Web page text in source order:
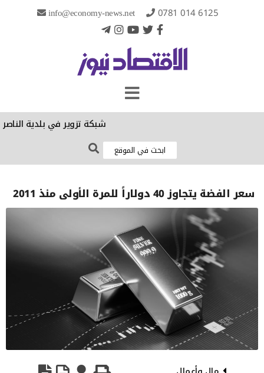
info@economy-news.net 0781 014 6125
شبكة تزوير في بلدية
سعر الفضة يتجاوز 40 دولاراً للمرة الأولى منذ 2011